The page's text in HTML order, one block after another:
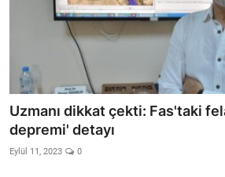
Uzmanı dikkat çekti: Fas'taki
depremi' detayı
Eylül 11, 2023 0